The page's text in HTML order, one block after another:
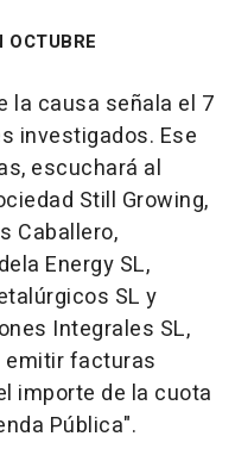
OCTUBRE
la causa señala el 7
investigados. Ese
escuchará al
Still Growing,
Caballero,
Energy SL,
SL y
Integrales SL,
emitir facturas
importe de la cuota
Pública".